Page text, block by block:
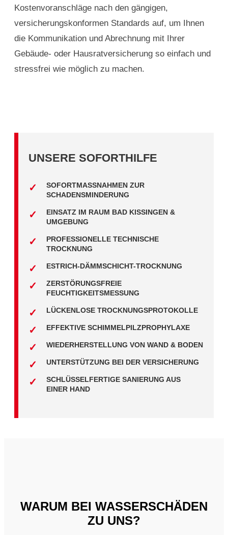
Kostenvoranschläge nach den gängigen,
versicherungskonformen Standards auf, um Ihnen
die Kommunikation und Abrechnung mit Ihrer
Gebäude- oder Hausratversicherung so einfach und
stressfrei wie möglich zu machen.
UNSERE SOFORTHILFE
SOFORTMASSNAHMEN ZUR S
CHADENSMINDERUNG
EINSATZ IM RAUM BAD KISSINGEN &
UMGEBUNG
PROFESSIONELLE TECHNISCHE
TROCKNUNG
ESTRICH-DÄMMSCHICHT-TROCKNUNG
ZERSTÖRUNGSFREIE
FEUCHTIGKEITSMESSUNG
LÜCKENLOSE TROCKNUNGSPROTOKOLLE
EFFEKTIVE SCHIMMELPILZPROPHYLAXE
WIEDERHERSTELLUNG VON WAND & BODEN
UNTERSTÜTZUNG BEI DER VERSICHERUNG
SCHLÜSSELFERTIGE SANIERUNG AUS
EINER HAND
WARUM BEI WASSERSCHÄDEN
ZU UNS?